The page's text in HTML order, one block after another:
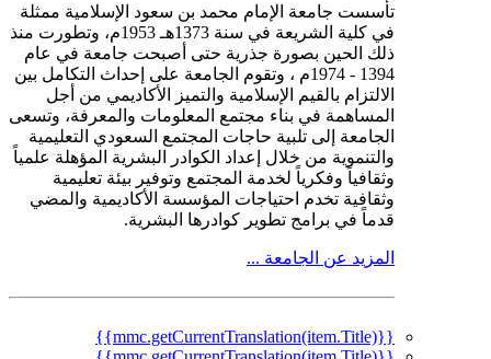
تأسست جامعة الإمام محمد بن سعود الإسلامية ممثلة
في كلية الشريعة في سنة 1373هـ 1953م، وتطورت منذ
ذلك الحين بصورة جذرية حتى أصبحت جامعة في عام
1394 - 1974م ، وتقوم الجامعة على إحداث التكامل بين
الالتزام بالقيم الإسلامية والتميز الأكاديمي من أجل
المساهمة في بناء مجتمع المعلومات والمعرفة، وتسعى
الجامعة إلى تلبية حاجات المجتمع السعودي التعليمية
والتنموية من خلال إعداد الكوادر البشرية المؤهلة علمياً
وثقافياً وفكرياً لخدمة المجتمع وتوفير بيئة تعليمية
وثقافية تخدم احتياجات المؤسسة الأكاديمية والمضي
قدماً في برامج تطوير كوادرها البشرية.
المزيد عن الجامعة ...
{{mmc.getCurrentTranslation(item.Title)}}